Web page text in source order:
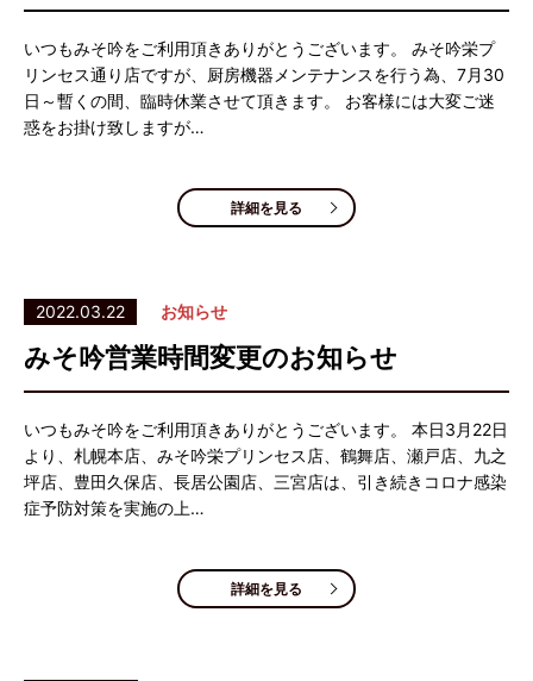
いつもみそ吟をご利用頂きありがとうございます。 みそ吟栄プ
リンセス通り店ですが、厨房機器メンテナンスを行う為、7月30
日～暫くの間、臨時休業させて頂きます。 お客様には大変ご迷
惑をお掛け致しますが…
詳細を見る
2022.03.22 お知らせ
みそ吟営業時間変更のお知らせ
いつもみそ吟をご利用頂きありがとうございます。 本日3月22日
より、札幌本店、みそ吟栄プリンセス店、鶴舞店、瀬戸店、九之
坪店、豊田久保店、長居公園店、三宮店は、引き続きコロナ感染
症予防対策を実施の上…
詳細を見る